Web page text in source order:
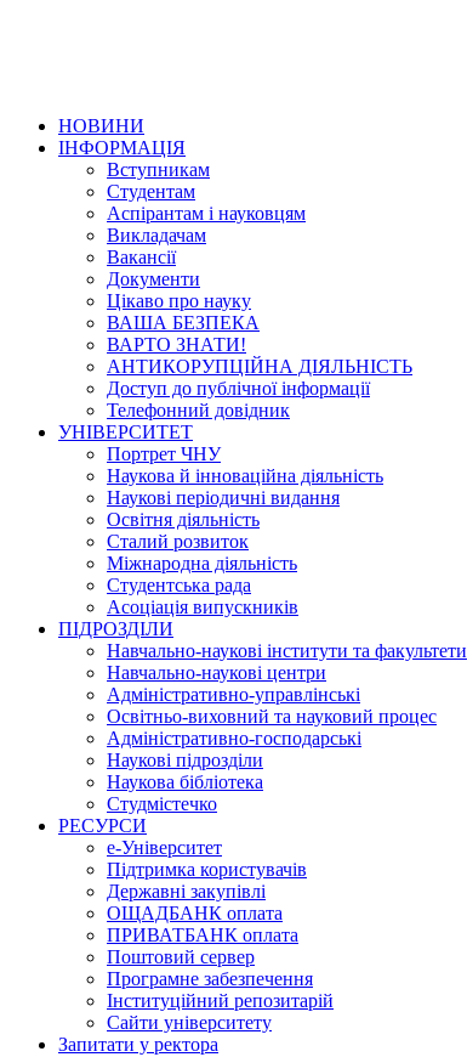
НОВИНИ
ІНФОРМАЦІЯ
Вступникам
Студентам
Аспірантам і науковцям
Викладачам
Вакансії
Документи
Цікаво про науку
ВАША БЕЗПЕКА
ВАРТО ЗНАТИ!
АНТИКОРУПЦІЙНА ДІЯЛЬНІСТЬ
Доступ до публічної інформації
Телефонний довідник
УНІВЕРСИТЕТ
Портрет ЧНУ
Наукова й інноваційна діяльність
Наукові періодичні видання
Освітня діяльність
Сталий розвиток
Міжнародна діяльність
Студентська рада
Асоціація випускників
ПІДРОЗДІЛИ
Навчально-наукові інститути та факультети
Навчально-наукові центри
Адміністративно-управлінські
Освітньо-виховний та науковий процес
Адміністративно-господарські
Наукові підрозділи
Наукова бібліотека
Студмістечко
РЕСУРСИ
е-Університет
Підтримка користувачів
Державні закупівлі
ОЩАДБАНК оплата
ПРИВАТБАНК оплата
Поштовий сервер
Програмне забезпечення
Інституційний репозитарій
Сайти університету
Запитати у ректора